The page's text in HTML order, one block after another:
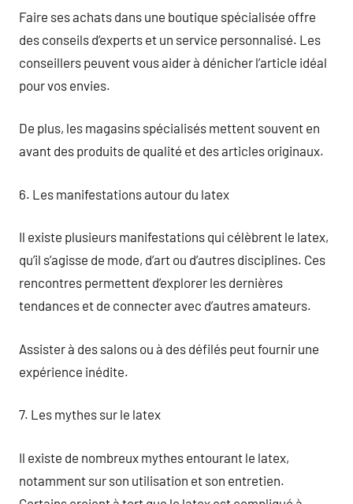
Faire ses achats dans une boutique spécialisée offre
des conseils d’experts et un service personnalisé. Les
conseillers peuvent vous aider à dénicher l’article idéal
pour vos envies.
De plus, les magasins spécialisés mettent souvent en
avant des produits de qualité et des articles originaux.
6. Les manifestations autour du latex
Il existe plusieurs manifestations qui célèbrent le latex,
qu’il s’agisse de mode, d’art ou d’autres disciplines. Ces
rencontres permettent d’explorer les dernières
tendances et de connecter avec d’autres amateurs.
Assister à des salons ou à des défilés peut fournir une
expérience inédite.
7. Les mythes sur le latex
Il existe de nombreux mythes entourant le latex,
notamment sur son utilisation et son entretien.